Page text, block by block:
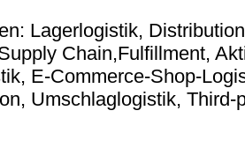
Lagerlogistik,
Chain,Fulfillment,
E-Commerce-Shop-
Umschlaglogistik,